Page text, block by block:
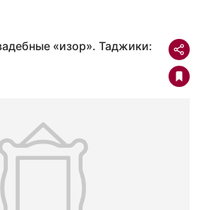
«изор». Таджики: